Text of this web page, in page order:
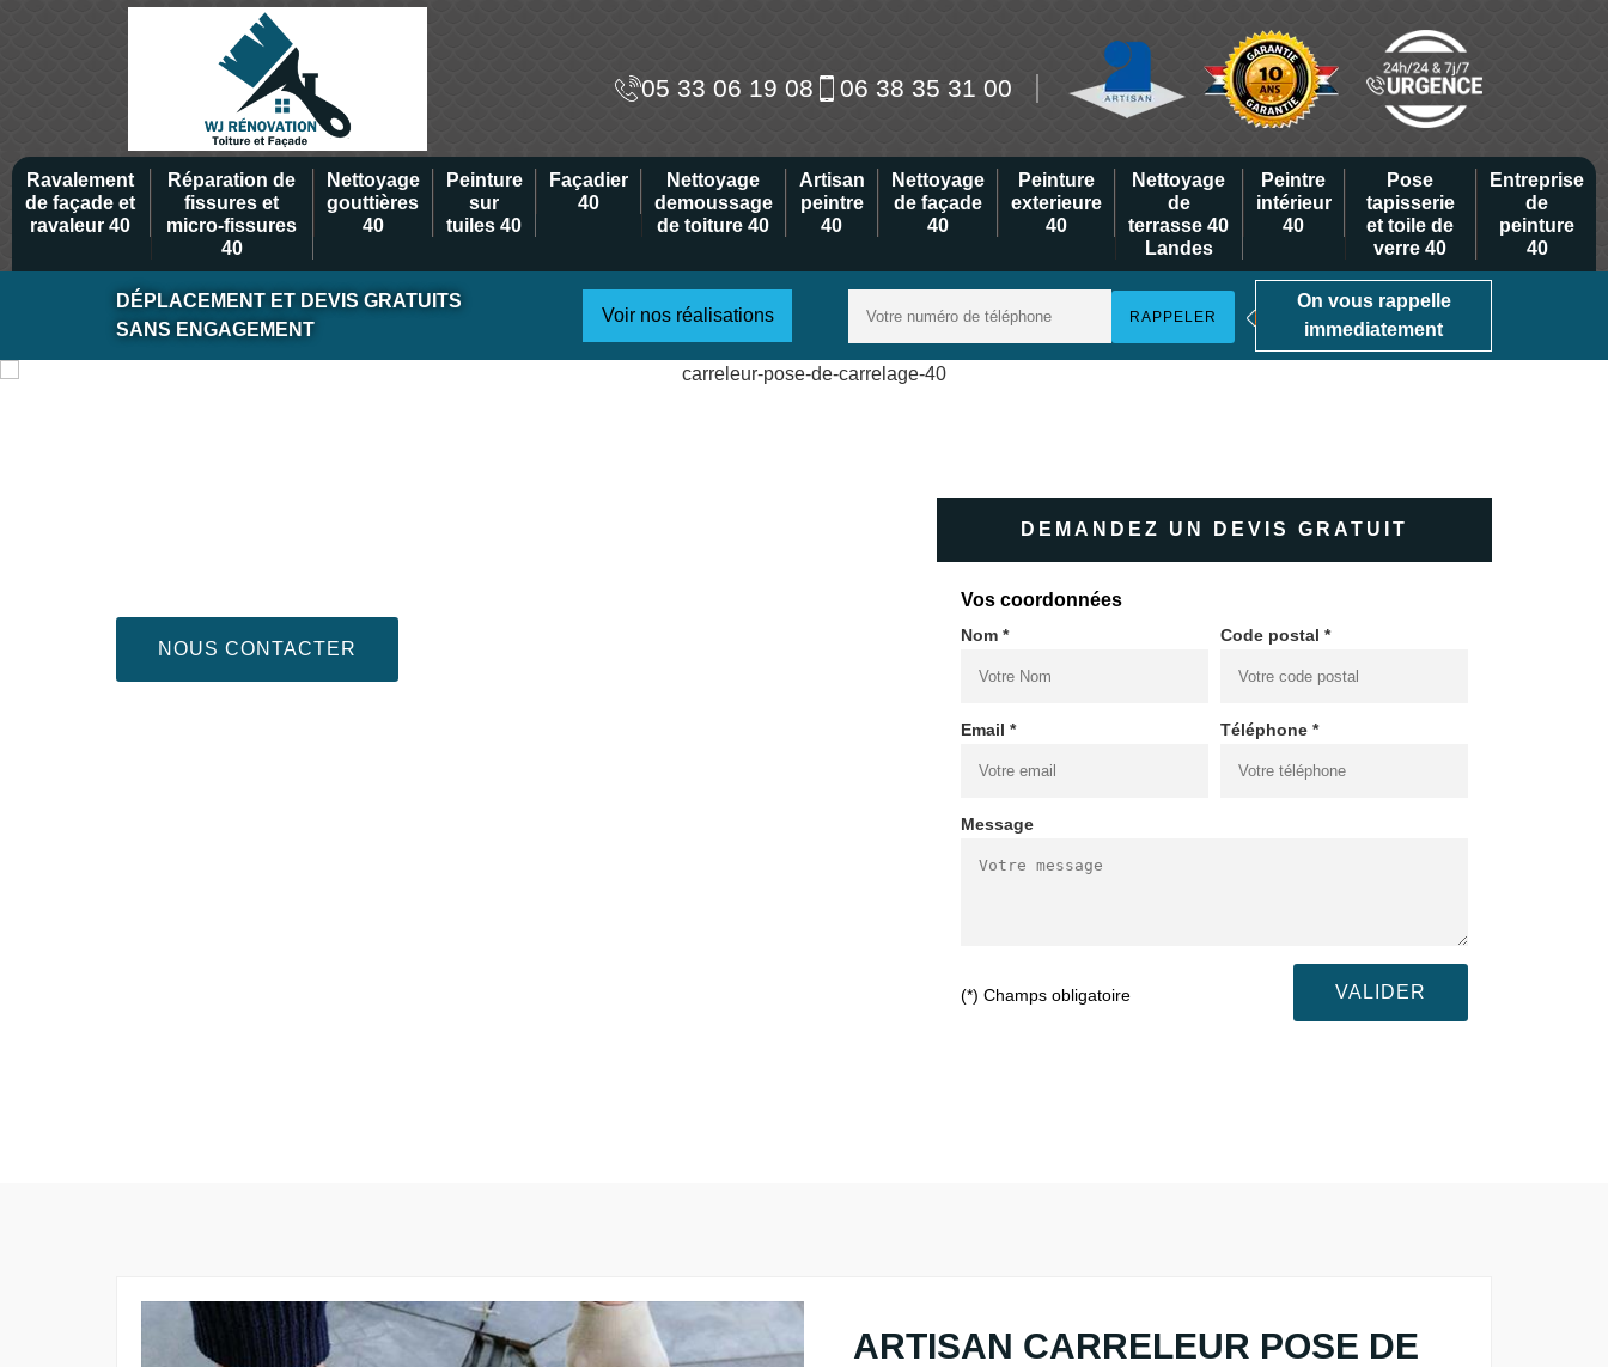
05 33 06 19 08 06 38 35 31 00
Ravalement
de façade et
ravaleur 40
Réparation de
fissures et
micro-fissures
40
Nettoyage
gouttières
40
Peinture
sur
tuiles 40
Façadier
40
Nettoyage
demoussage
de toiture 40
Artisan
peintre
40
Nettoyage
de façade
40
Peinture
exterieure
40
Nettoyage
de
terrasse 40
Landes
Peintre
intérieur
40
Pose
tapisserie
et toile de
verre 40
Entreprise
de
peinture
40
DÉPLACEMENT ET DEVIS GRATUITS
SANS ENGAGEMENT
Voir nos réalisations
On vous rappelle
immediatement
NOUS CONTACTER
DEMANDEZ UN DEVIS GRATUIT
Vos coordonnées
Nom * Code postal *
Email * Téléphone *
Message
(*) Champs obligatoire
ARTISAN CARRELEUR POSE DE